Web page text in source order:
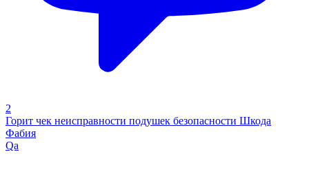
2
Горит чек неисправности подушек безопасности Шкода
Фабия
Qa